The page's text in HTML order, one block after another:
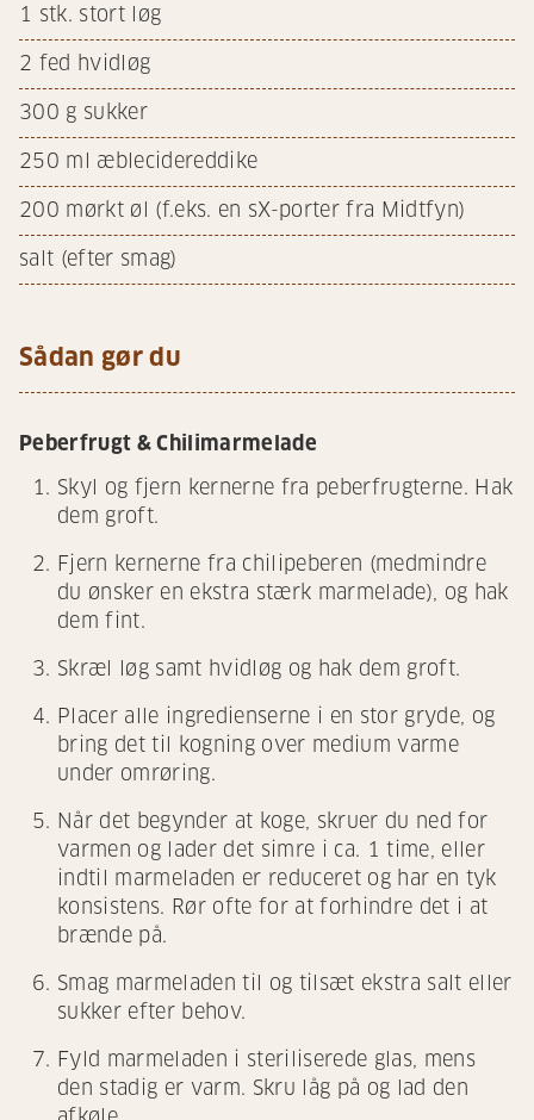
1 stk. stort løg
2 fed hvidløg
300 g sukker
250 ml æblecidereddike
200 mørkt øl (f.eks. en sX-porter fra Midtfyn)
salt (efter smag)
Sådan gør du
Peberfrugt & Chilimarmelade
Skyl og fjern kernerne fra peberfrugterne. Hak
dem groft.
Fjern kernerne fra chilipeberen (medmindre
du ønsker en ekstra stærk marmelade), og hak
dem fint.
Skræl løg samt hvidløg og hak dem groft.
Placer alle ingredienserne i en stor gryde, og
bring det til kogning over medium varme
under omrøring.
Når det begynder at koge, skruer du ned for
varmen og lader det simre i ca. 1 time, eller
indtil marmeladen er reduceret og har en tyk
konsistens. Rør ofte for at forhindre det i at
brænde på.
Smag marmeladen til og tilsæt ekstra salt eller
sukker efter behov.
Fyld marmeladen i steriliserede glas, mens
den stadig er varm. Skru låg på og lad den